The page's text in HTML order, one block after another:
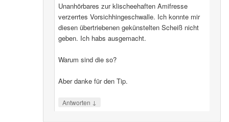
Unanhörbares zur klischeehaften Amifresse
verzerrtes Vorsichhingeschwalle. Ich konnte mir
diesen übertriebenen gekünstelten Scheiß nicht
geben. Ich habs ausgemacht.
Warum sind die so?
Aber danke für den Tip.
Antworten ↓